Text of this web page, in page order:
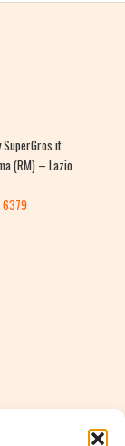
SuperGros.it
(RM) – Lazio